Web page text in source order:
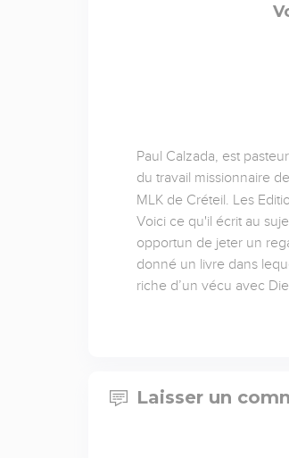
Paul Calzada, est
du travail missionnaire
MLK de Créteil. Les
Voici ce qu'il écrit au
opportun de jeter un
donné un livre dans
riche d’un vécu avec
Laisser un